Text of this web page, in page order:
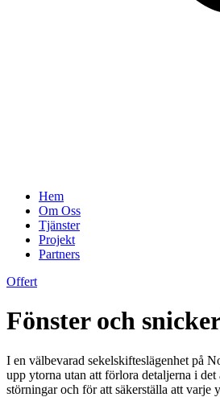
Hem
Om Oss
Tjänster
Projekt
Partners
Offert
Fönster och
I en välbevarad sekelskifteslägenhet på
upp ytorna utan att förlora detaljerna i
störningar och för att säkerställa att varje